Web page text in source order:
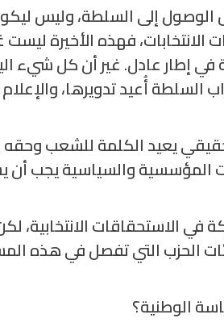
إلى السلطة، وليس
الانتخابات، فهذه الأخيرة
إطار عادل. غير أن كل شيء
السلطة أُعيد تدويرها،
يعيد الكلمة للشعب وحقه
المؤسسية والسياسية يجب أن
في الاستحقاقات الانتخابية،
الحزب التي تفصل في هذه
الوطنية؟